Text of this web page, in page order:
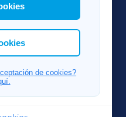
a elección das
de cookies?